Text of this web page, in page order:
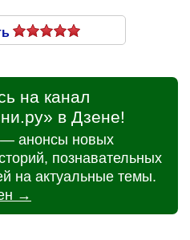
на канал
в Дзене!
анонсы новых
познавательных
на актуальные темы.
→